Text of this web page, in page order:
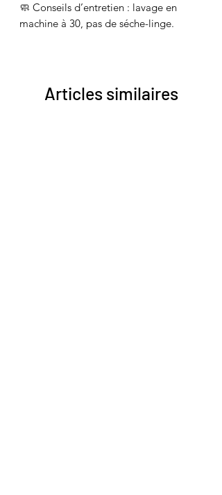
🧼 Conseils d’entretien : lavage en
machine à 30, pas de séche-linge.
Articles similaires